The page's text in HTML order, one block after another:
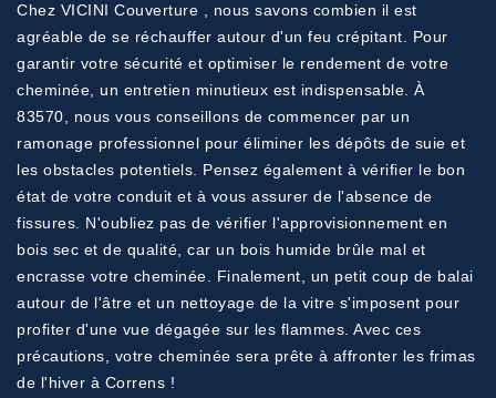
Chez VICINI Couverture , nous savons combien il est
agréable de se réchauffer autour d'un feu crépitant. Pour
garantir votre sécurité et optimiser le rendement de votre
cheminée, un entretien minutieux est indispensable. À
83570, nous vous conseillons de commencer par un
ramonage professionnel pour éliminer les dépôts de suie et
les obstacles potentiels. Pensez également à vérifier le bon
état de votre conduit et à vous assurer de l'absence de
fissures. N'oubliez pas de vérifier l'approvisionnement en
bois sec et de qualité, car un bois humide brûle mal et
encrasse votre cheminée. Finalement, un petit coup de balai
autour de l'âtre et un nettoyage de la vitre s'imposent pour
profiter d'une vue dégagée sur les flammes. Avec ces
précautions, votre cheminée sera prête à affronter les frimas
de l'hiver à Correns !